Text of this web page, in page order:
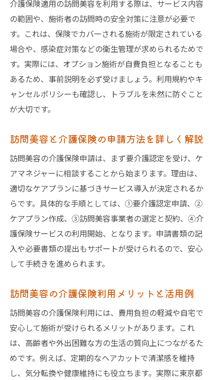
介護保険適用の訪問美容を利用する際は、サービス内容
の範囲や、施術者の訪問時の安全対策に注意が必要で
す。これは、保険でカバーされる施術が限定されている
場合や、感染症対策などの衛生管理が求められるためで
す。実際には、オプション施術が自費負担となることも
あるため、事前説明を必ず受けましょう。利用規約やキ
ャンセルポリシーも確認し、トラブルを未然に防ぐこと
が大切です。
訪問美容と介護保険の申請方法を詳しく解説
訪問美容の介護保険申請は、まず要介護認定を受け、ケ
アマネジャーに相談することから始まります。理由は、
適切なケアプランに基づきサービス導入が決定されるか
らです。具体的な手順としては、①要介護認定申請、②
ケアプラン作成、③訪問美容事業者の選定と契約、④介
護保険サービスの利用開始、となります。申請書類の記
入や必要書類の提出もサポートが受けられるので、安心
して手続きを進められます。
訪問美容の介護保険利用メリットと活用例
訪問美容の介護保険利用には、費用負担の軽減や自宅で
安心して施術が受けられるメリットがあります。これ
は、高齢者や外出困難な方の生活の質向上につながるた
めです。例えば、定期的なヘアカットで清潔感を維持
し、気分転換や健康維持にも役立ちます。実際に東京都